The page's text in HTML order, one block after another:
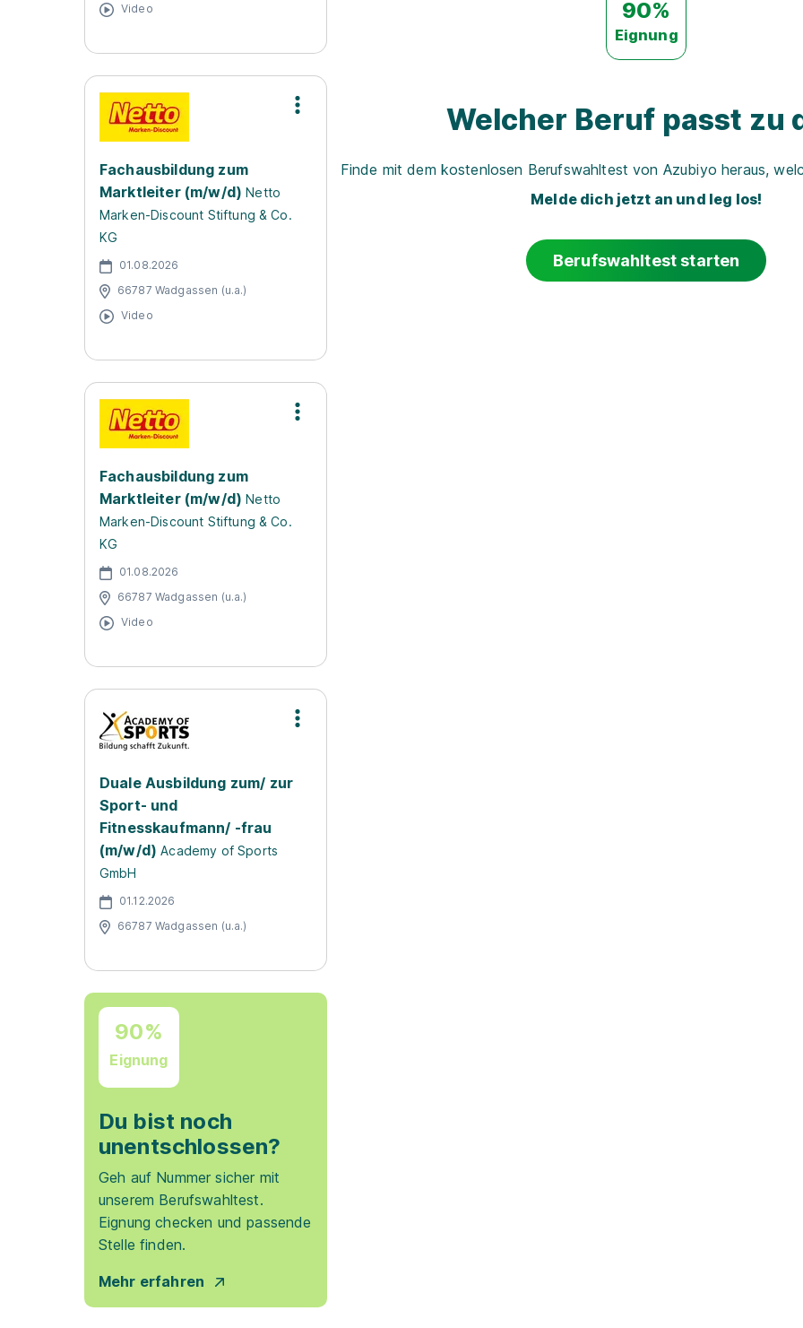
Video
Fachausbildung zum
Marktleiter (m/w/d) Netto
Marken-Discount Stiftung & Co.
KG
01.08.2026
66787 Wadgassen (u.a.)
Video
Fachausbildung zum
Marktleiter (m/w/d) Netto
Marken-Discount Stiftung & Co.
KG
01.08.2026
66787 Wadgassen (u.a.)
Video
Duale Ausbildung zum/ zur
Sport- und
Fitnesskaufmann/ -frau
(m/w/d) Academy of Sports
GmbH
01.12.2026
66787 Wadgassen (u.a.)
90%
Eignung
Du bist noch
unentschlossen?
Geh auf Nummer sicher mit
unserem Berufswahltest.
Eignung checken und passende
Stelle finden.
Mehr erfahren
90%
Eignung
Welcher Beruf passt zu
Finde mit dem kostenlosen Berufswahltest von Azubiyo heraus,
Melde dich jetzt an und leg los!
Berufswahltest starten